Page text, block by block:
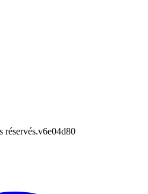
réservés.v6e04d80